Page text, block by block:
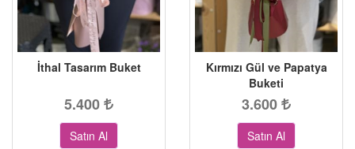
İthal Tasarım Buket
5.400
Satın Al
Kırmızı Gül ve Papatya
Buketi
3.600
Satın Al